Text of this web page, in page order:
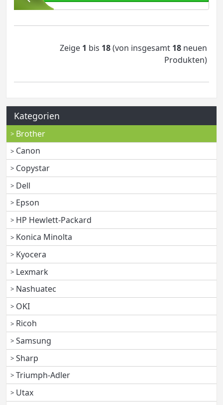
Zeige 1 bis 18(von insgesamt 18 neuen
Produkten)
Kategorien
Brother
Canon
Copystar
Dell
Epson
HP Hewlett-Packard
Konica Minolta
Kyocera
Lexmark
Nashuatec
OKI
Ricoh
Samsung
Sharp
Triumph-Adler
Utax